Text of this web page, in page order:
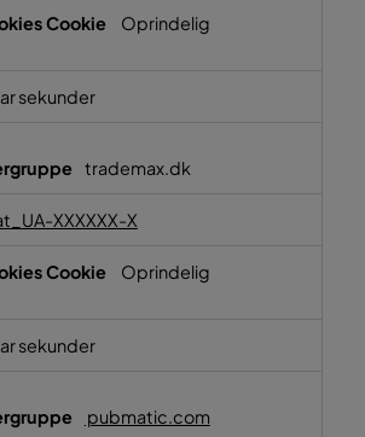
Oprindelig
sekunder
trademax.dk
XXXXXX-X
Oprindelig
sekunder
pubmatic.com